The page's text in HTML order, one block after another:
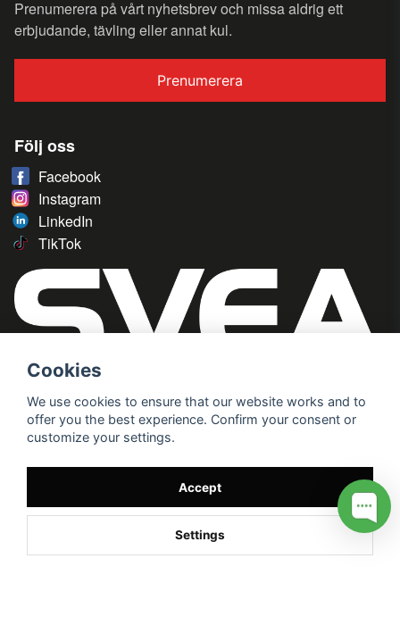
Prenumerera på vårt nyhetsbrev och missa aldrig ett
erbjudande, tävling eller annat kul.
Prenumerera
Följ oss
Facebook
Instagram
LinkedIn
TikTok
Cookies
We use cookies to ensure that our website works and to
offer you the best experience. Confirm your consent or
customize your settings.
Accept
Settings